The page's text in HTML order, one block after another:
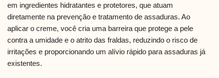
em ingredientes hidratantes e protetores, que atuam
diretamente na prevenção e tratamento de assaduras. Ao
aplicar o creme, você cria uma barreira que protege a pele
contra a umidade e o atrito das fraldas, reduzindo o risco de
irritações e proporcionando um alívio rápido para assaduras já
existentes.